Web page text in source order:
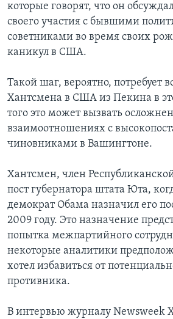
которые говорят, что он
своего участия с бывшими
советниками во время своих
каникул в США.
Такой шаг, вероятно, потребует
Хантсмена в США из Пекина в
того это может вызвать
взаимоотношениях с
чиновниками в Вашингтоне.
Хантсмен, член
пост губернатора штата Юта,
демократ Обама назначил его
2009 году. Это назначение
попытка межпартийного
некоторые аналитики
хотел избавиться от
противника.
В интервью журналу Newsweek